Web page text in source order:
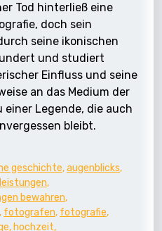
Tod hinterließ eine
doch sein
seine ikonischen
und studiert
Einfluss und seine
an das Medium der
Legende, die auch
bleibt.
geschichte,augenblicks,
,
bewahren,
, fotografen, fotografie,
, hochzeit,